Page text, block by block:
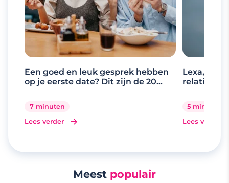
Een goed en leuk gesprek hebben
op je eerste date? Dit zijn de 20
7 minuten
Lees verder
Lexa, de
relaties
5 minuten
Lees verder
Meest populair